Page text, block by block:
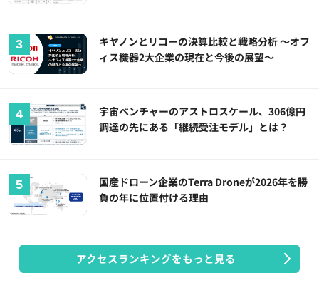
キヤノンとリコーの決算比較と戦略分析 ～オフ
ィス機器2大企業の現在と今後の展望～
宇宙ベンチャーのアストロスケール、306億円
調達の先にある「継続受注モデル」とは？
国産ドローン企業のTerra Droneが2026年を勝
負の年に位置付ける理由
アクセスランキングをもっと見る